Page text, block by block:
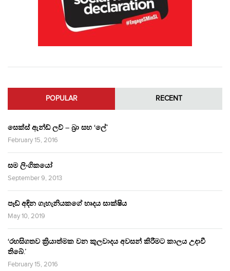
POPULAR RECENT
සෙක්ස් ඇන්ඩ් ලව් – බ්‍රා සහ ‘ලේ’
February 15, 2016
සම ලිංගිකයෝ
September 9, 2013
පෑඩ් අඳින ගැහැනියකගේ හෘදය සාක්ෂිය
May 10, 2019
‘රහසිගතව ක්‍රියාත්මක වන කුලවාදය අවසන් කිරීමට කාලය උදාවී
තිබේ.’
February 15, 2016